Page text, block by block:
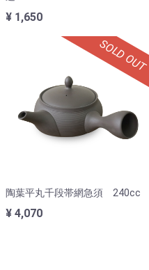
¥ 1,650
SOLD OUT
陶葉平丸千段帯網急須 240cc
¥ 4,070